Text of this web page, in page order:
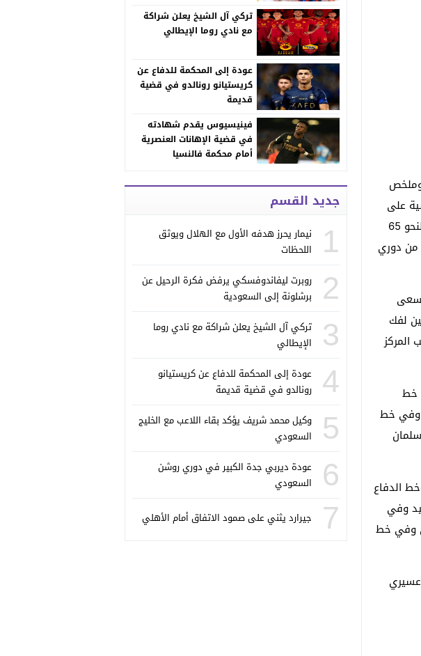
وملخص
على
ملعب مدينة الملك عبدالله الرياضية ( الجوهرة المشعة ) وعدد مقاعده العامة تتسع لنحو 65
من دوري
لفك
صاحب المركز
خط
وفي خط
الدفاع
وفي
وفي خط
50 ليضيف مهند عسيري
تركي آل الشيخ يعلن شراكة
مع نادي روما الإيطالي
عودة إلى المحكمة للدفاع عن
كريستيانو رونالدو في قضية
قديمة
فينيسيوس يقدم شهادته
في قضية الإهانات العنصرية
أمام محكمة فالنسيا
جديد القسم
1
نيمار يحرز هدفه الأول مع الهلال ويوثق
اللحظات
2
روبرت ليفاندوفسكي يرفض فكرة الرحيل عن
برشلونة إلى السعودية
3
تركي آل الشيخ يعلن شراكة مع نادي روما
الإيطالي
4
عودة إلى المحكمة للدفاع عن كريستيانو
رونالدو في قضية قديمة
5
وكيل محمد شريف يؤكد بقاء اللاعب مع الخليج
السعودي
6
عودة ديربي جدة الكبير في دوري روشن
السعودي
7 جيرارد يثني على صمود الاتفاق أمام الأهلي